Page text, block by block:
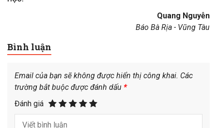
Quang Nguyễn
Báo Bà Rịa - Vũng Tàu
Bình luận
Email của bạn sẽ không được hiển thị công khai. Các
trường bắt buộc được đánh dấu *
Đánh giá